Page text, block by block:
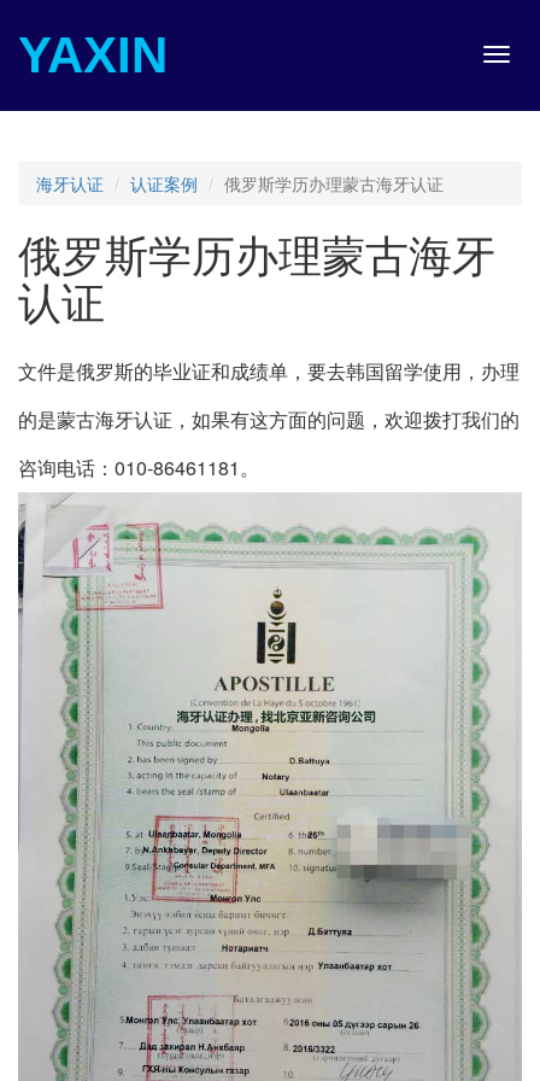
YAXIN
海牙认证 认证案例 俄罗斯学历办理蒙古海牙认证
俄罗斯学历办理蒙古海牙
认证
文件是俄罗斯的毕业证和成绩单，要去韩国留学使用，办理
的是蒙古海牙认证，如果有这方面的问题，欢迎拨打我们的
咨询电话：010-86461181。